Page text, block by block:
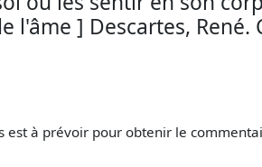
l'âme ] Descartes, René.
est à prévoir pour obtenir le